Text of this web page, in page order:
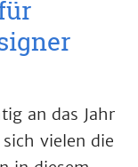
an das Jahr
vielen die